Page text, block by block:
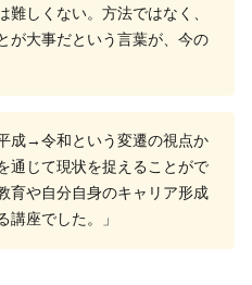
難しくない。方法ではなく、
が大事だという言葉が、今の
成→令和という変遷の視点か
通じて現状を捉えることがで
育や自分自身のキャリア形成
講座でした。」